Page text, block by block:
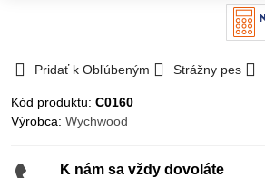
Pridať k Obľúbeným Strážny pes
Kód produktu: C0160
Výrobca: Wychwood
K nám sa vždy dovoláte